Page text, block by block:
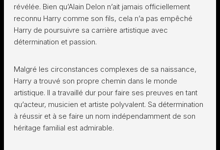
révélée. Bien qu’Alain Delon n’ait jamais officiellement
reconnu Harry comme son fils, cela n’a pas empêché
Harry de poursuivre sa carrière artistique avec
détermination et passion.
Malgré les circonstances complexes de sa naissance,
Harry a trouvé son propre chemin dans le monde
artistique. Il a travaillé dur pour faire ses preuves en tant
qu’acteur, musicien et artiste polyvalent. Sa détermination
à réussir et à se faire un nom indépendamment de son
héritage familial est admirable.